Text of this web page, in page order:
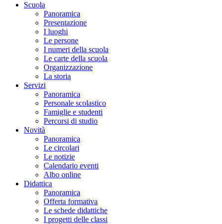
Scuola
Panoramica
Presentazione
I luoghi
Le persone
I numeri della scuola
Le carte della scuola
Organizzazione
La storia
Servizi
Panoramica
Personale scolastico
Famiglie e studenti
Percorsi di studio
Novità
Panoramica
Le circolari
Le notizie
Calendario eventi
Albo online
Didattica
Panoramica
Offerta formativa
Le schede didattiche
I progetti delle classi